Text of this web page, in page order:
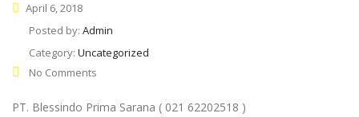
April 6, 2018
Posted by: Admin
Category: Uncategorized
No Comments
PT. Blessindo Prima Sarana ( 021 62202518 )